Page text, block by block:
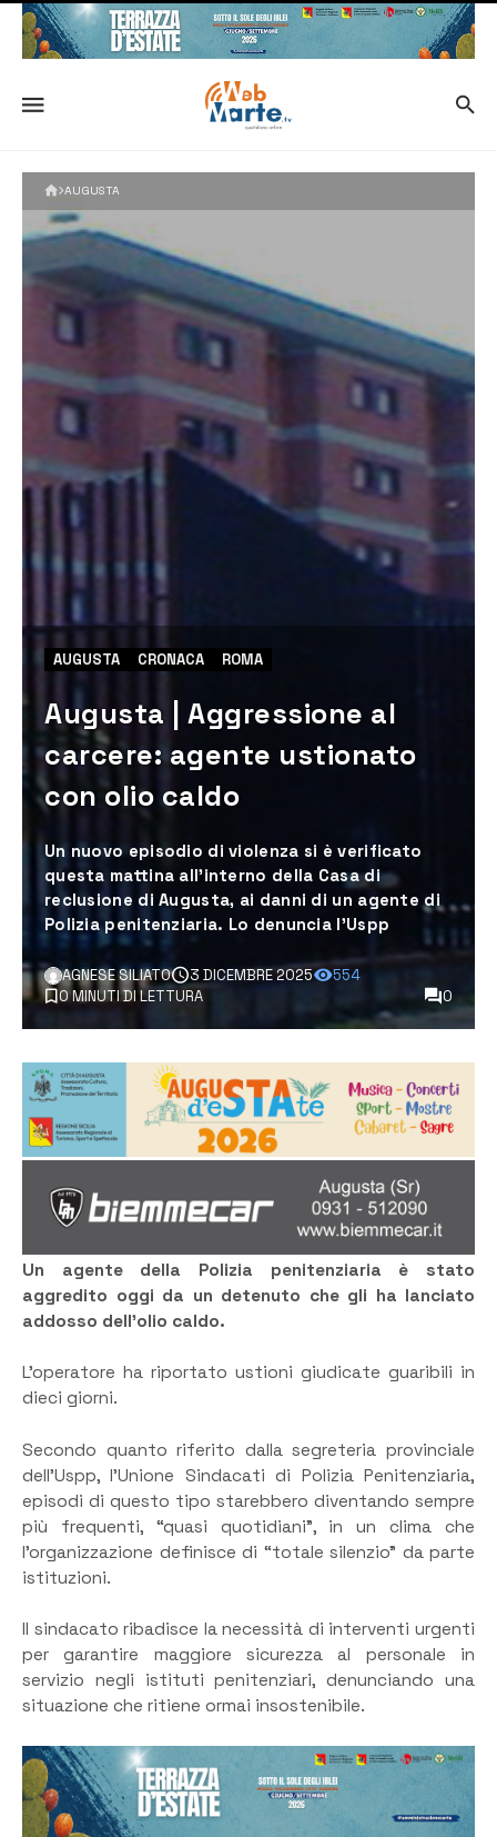
AUGUSTA
AUGUSTA CRONACA ROMA
Augusta | Aggressione al
carcere: agente ustionato
con olio caldo
Un nuovo episodio di violenza si è verificato
questa mattina all’interno della Casa di
reclusione di Augusta, ai danni di un agente di
Polizia penitenziaria. Lo denuncia l'Uspp
AGNESE SILIATO 3 DICEMBRE 2025
554
0 MINUTI DI LETTURA
0
Un agente della Polizia penitenziaria è stato
aggredito oggi da un detenuto che gli ha lanciato
addosso dell’olio caldo.
L’operatore ha riportato ustioni giudicate guaribili in
dieci giorni.
Secondo quanto riferito dalla segreteria provinciale
dell’Uspp, l’Unione Sindacati di Polizia Penitenziaria,
episodi di questo tipo starebbero diventando sempre
più frequenti, “quasi quotidiani”, in un clima che
l’organizzazione definisce di “totale silenzio” da parte
istituzioni.
Il sindacato ribadisce la necessità di interventi urgenti
per garantire maggiore sicurezza al personale in
servizio negli istituti penitenziari, denunciando una
situazione che ritiene ormai insostenibile.